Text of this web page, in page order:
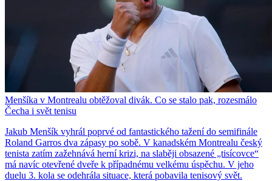
Menšíka v Montrealu obtěžoval divák. Co se stalo pak, rozesmálo
Čecha i svět tenisu
Jakub Menšík vyhrál poprvé od fantastického tažení do semifinále
Roland Garros dva zápasy po sobě. V kanadském Montrealu český
tenista zatím zažehnává herní krizi, na slaběji obsazené „tisícovce“
má navíc otevřené dveře k případnému velkému úspěchu. V jeho
duelu 3. kola se odehrála situace, která pobavila tenisový svět.